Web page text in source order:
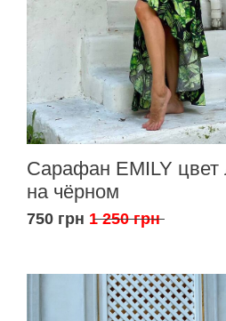
Сарафан EMILY цвет
на чёрном
750 грн 1 250 грн